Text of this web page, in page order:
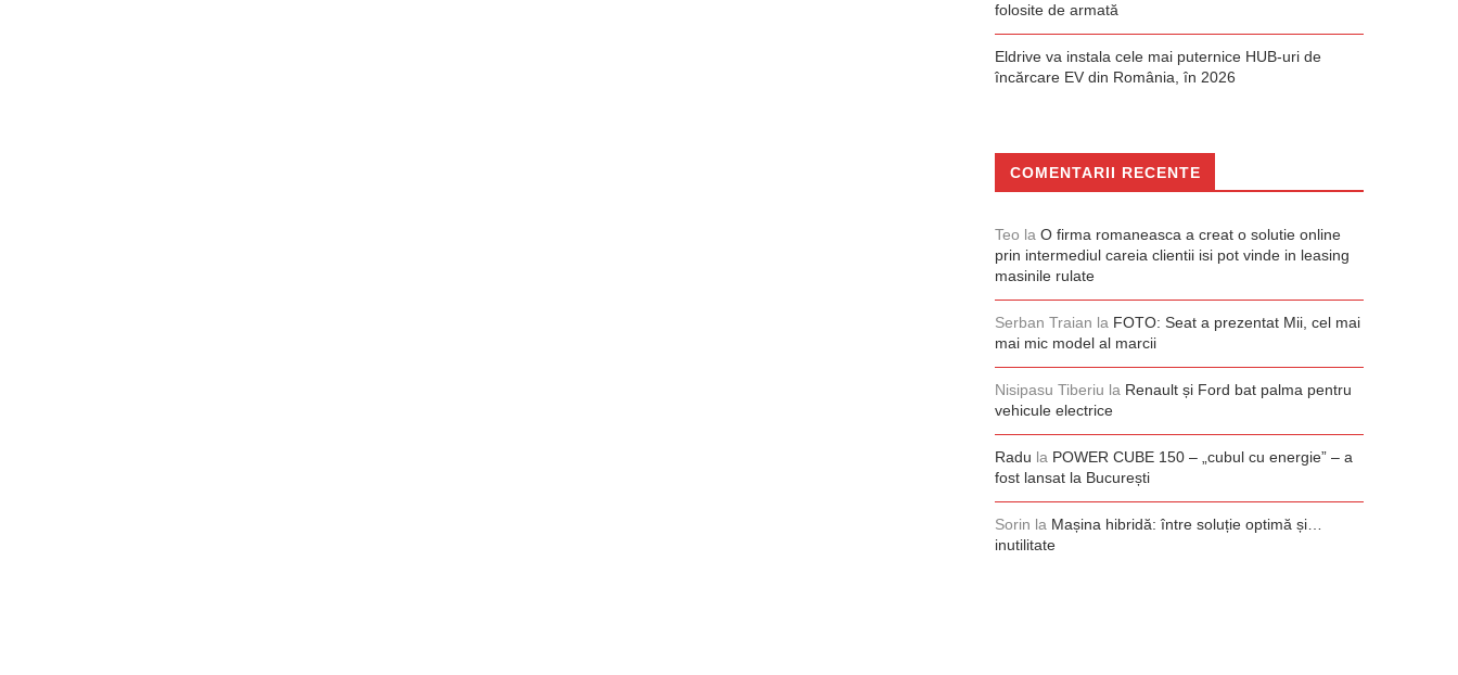
folosite de armată
Eldrive va instala cele mai puternice HUB-uri de
încărcare EV din România, în 2026
COMENTARII RECENTE
Teo la O firma romaneasca a creat o solutie online
prin intermediul careia clientii isi pot vinde in leasing
masinile rulate
Serban Traian la FOTO: Seat a prezentat Mii, cel mai
mai mic model al marcii
Nisipasu Tiberiu la Renault și Ford bat palma pentru
vehicule electrice
Radu la POWER CUBE 150 – „cubul cu energie” – a
fost lansat la București
Sorin la Mașina hibridă: între soluție optimă și…
inutilitate